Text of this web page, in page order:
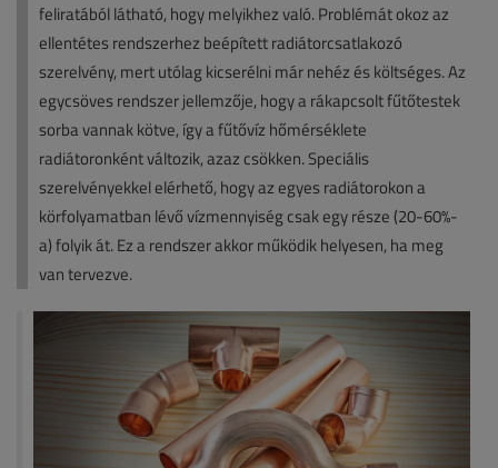
feliratából látható, hogy melyikhez való. Problémát okoz az
ellentétes rendszerhez beépített radiátorcsatlakozó
szerelvény, mert utólag kicserélni már nehéz és költséges. Az
egycsöves rendszer jellemzője, hogy a rákapcsolt fűtőtestek
sorba vannak kötve, így a fűtővíz hőmérséklete
radiátoronként változik, azaz csökken. Speciális
szerelvényekkel elérhető, hogy az egyes radiátorokon a
körfolyamatban lévő vízmennyiség csak egy része (20-60%-
a) folyik át. Ez a rendszer akkor működik helyesen, ha meg
van tervezve.